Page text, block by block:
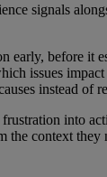
signals
early, before it
issues
instead of
into
the context they